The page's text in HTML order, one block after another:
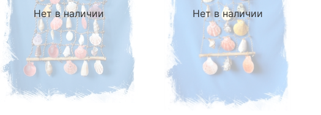
Нет в наличии Нет в наличии